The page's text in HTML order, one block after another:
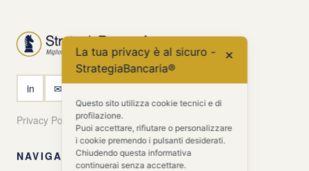
in ✉
Privacy PolicyCookie Policy
NAVIGA
La tua privacy è al sicuro -
StrategiaBancaria®
✕
Questo sito utilizza cookie tecnici e di
profilazione.
Puoi accettare, rifiutare o personalizzare
i cookie premendo i pulsanti desiderati.
Chiudendo questa informativa
continuerai senza accettare.